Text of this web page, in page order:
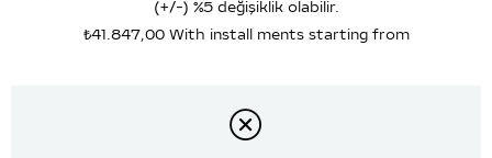
(+/-) %5 değişiklik olabilir.
₺41.847,00 With install ments starting from